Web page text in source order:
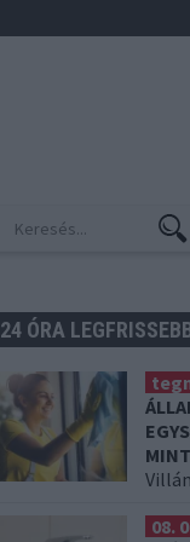
24 ÓRA
08.